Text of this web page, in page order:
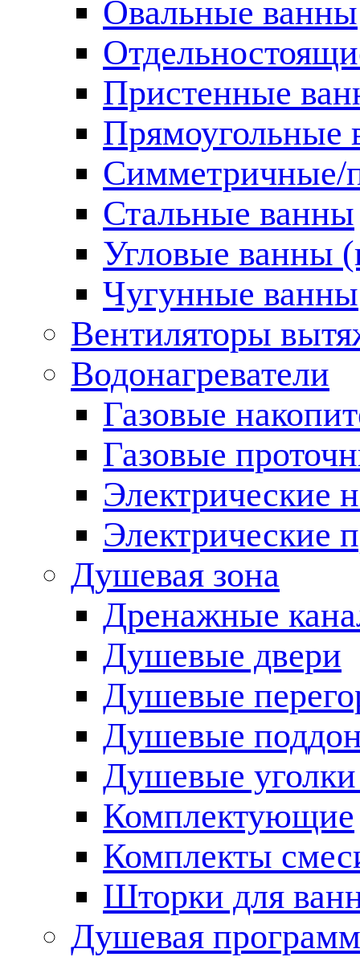
Овальные ванны
Пристенные
Прямоугольные
Симметричные/
Стальные ванны
Угловые ванны
Чугунные ванны
Вентиляторы
Водонагреватели
Газовые
Газовые
Электрические
Электрические
Душевая зона
Дренажные
Душевые двери
Душевые
Душевые
Душевые
Комплектующие
Комплекты
Шторки для
Душевая